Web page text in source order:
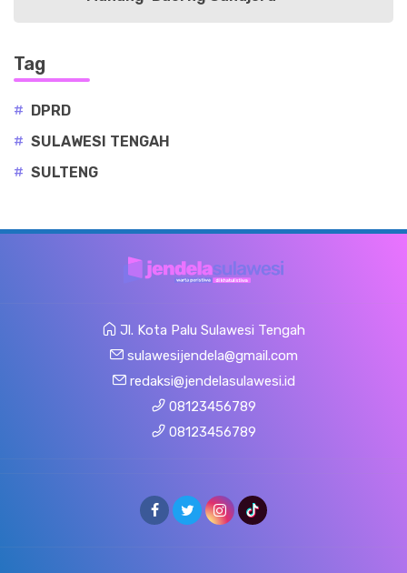
Tag
# DPRD
# SULAWESI TENGAH
# SULTENG
Jl. Kota Palu Sulawesi Tengah
sulawesijendela@gmail.com
redaksi@jendelasulawesi.id
08123456789
08123456789